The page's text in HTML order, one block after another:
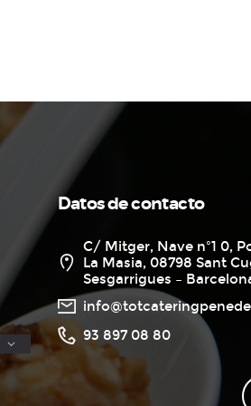
Datos de contacto
C/ Mitger, Nave nº1 0,
La Masia, 08798 Sant
Sesgarrigues –
93 897 08 80